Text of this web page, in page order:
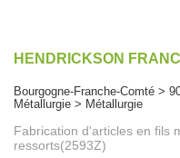
HENDRICKSON
Bourgogne-Franche-Comté >
Métallurgie > Métallurgie
Fabrication d'articles en fils
ressorts(2593Z)